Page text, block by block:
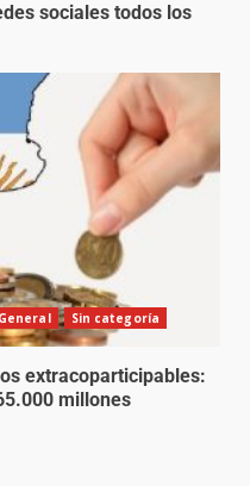
sociales todos los
Sin categoría
extracoparticipables:
millones